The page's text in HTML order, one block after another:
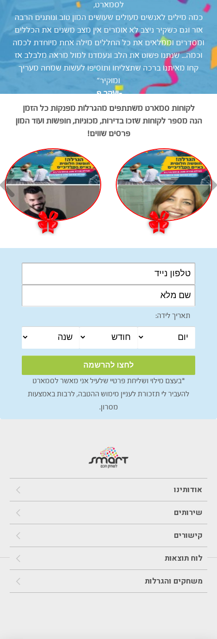
לסמארט,
כמה מילים לאנשים מעולים שעושים המון טוב ונותנים הרבה
אור וגם כשקיר ניצב לא אומרים אין מצב משנים את הכללים
ומסדרים וממלאים את כל החללים מילה אחת מיוחדת לכמה
וכמה... שנתנו פשוט את הלב ונעמדנו למול מראה מלבלב אז
קחו מאיתנו ברכה שתצליחו ותוסיפו לעשות שמחה מעריך
ומוקיר”
-יעקב פ.
לקוחות סמארט משתתפים מהגרלות מפנקות כל הזמן
הנה מספר לקוחות שזכו בדירות, מכוניות, חופשות ועוד המון
פרסים שווים!
תאריך לידה:
*בעצם מילוי ושליחת פרטיי שלעיל אני מאשר לסמארט
להעביר לי תזכורת לעניין מימוש ההטבה, לרבות באמצעות
מסרון.
אודותינו
שירותים
קישורים
לוח תוצאות
משחקים והגרלות